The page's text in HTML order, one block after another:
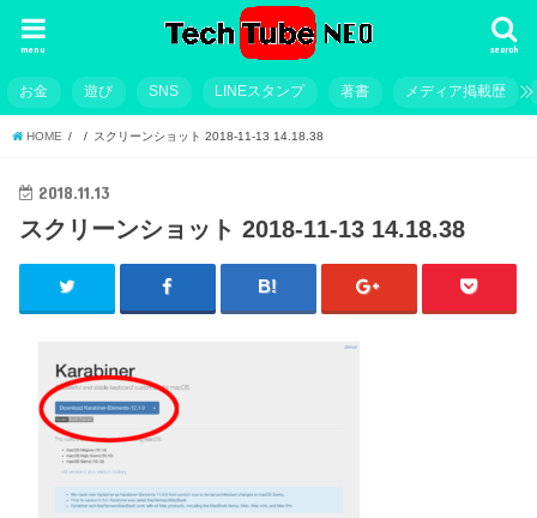
search
menu
お金 遊び SNS LINEスタンプ 著書 メディア掲載歴
HOME スクリーンショット 2018-11-13 14.18.38
2018.11.13
スクリーンショット 2018-11-13 14.18.38